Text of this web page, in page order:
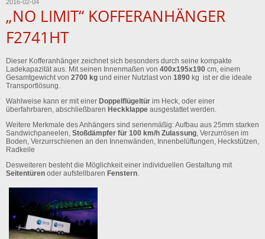
2016-02-04
„NO LIMIT“ KOFFERANHÄNGER
F2741HT
Dieser Kofferanhänger zeichnet sich besonders durch seine kompakte
Ladekapazität aus. Mit seinen Innenmaßen von 400x195x190 cm, einem
Gesamtgewicht von 2700 kg und einer Nutzlast von 1890 kg ist er die ideale
Transportlösung.
Wahlweise kann er mit einer Doppelflügeltür im Heck, oder einer
überfahrbaren, abschließbaren Heckklappe ausgestattet werden.
Weitere Merkmale des Anhängers sind serienmäßig: Aufbau aus 25mm starken
Sandwichpaneelen, Stoßdämpfer für 100 km/h Zulassung, Verzurrösen im
Boden, Verzurrschienen an den Innenwänden, Innenbelüftungen, Heckstützen,
Radkeile
Desweiteren besteht die Möglichkeit einer individuellen Gestaltung mit
Seitentüren oder aufstellbaren Fenstern.